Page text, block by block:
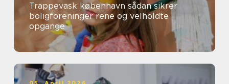
Trappevask københavn sådan sikrer
boligforeninger rene og velholdte
opgange